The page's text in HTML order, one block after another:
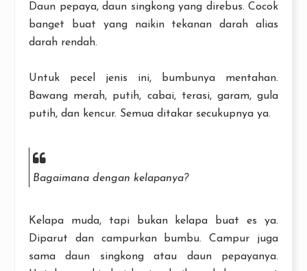
Daun pepaya, daun singkong yang direbus. Cocok
banget buat yang naikin tekanan darah alias
darah rendah.
Untuk pecel jenis ini, bumbunya mentahan.
Bawang merah, putih, cabai, terasi, garam, gula
putih, dan kencur. Semua ditakar secukupnya ya.
Bagaimana dengan kelapanya?
Kelapa muda, tapi bukan kelapa buat es ya.
Diparut dan campurkan bumbu. Campur juga
sama daun singkong atau daun pepayanya.